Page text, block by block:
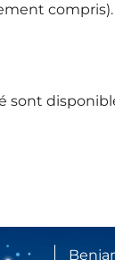
compris).
sont